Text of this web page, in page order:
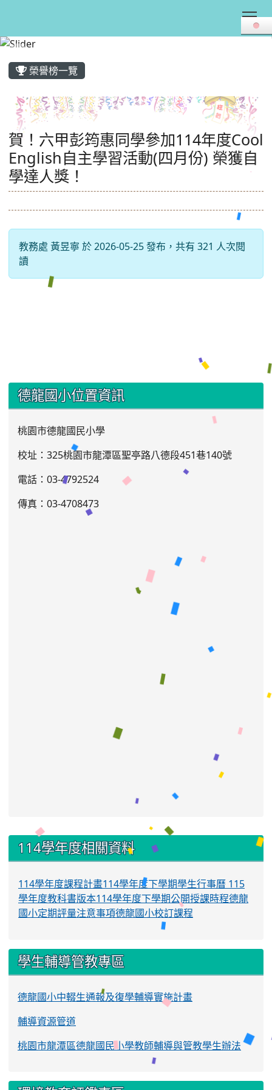
榮譽榜一覽
賀！六甲彭筠惠同學參加114年度Cool
English自主學習活動(四月份) 榮獲自
學達人獎！
教務處 黃昱寧 於 2026-05-25 發布，共有 321 人次閱
讀
::: 德龍國小位置資訊
桃園市德龍國民小學
校址：325桃園市龍潭區聖亭路八德段451巷140號
電話：03-4792524
傳真：03-4708473
::: 114學年度相關資料
114學年度課程計畫114學年度下學期學生行事曆 115
學年度教科書版本114學年度下學期公開授課時程德龍
國小定期評量注意事項德龍國小校訂課程
學生輔導管教專區
德龍國小中輟生通報及復學輔導實施計畫
輔導資源管道
桃園市龍潭區德龍國民小學教師輔導與管教學生辦法